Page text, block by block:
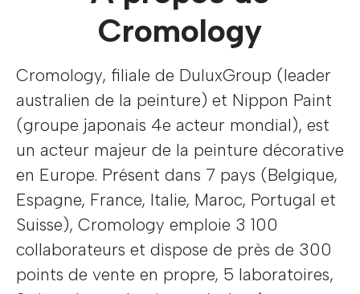
Cromology
Cromology, filiale de DuluxGroup (leader
australien de la peinture) et Nippon Paint
(groupe japonais 4e acteur mondial), est
un acteur majeur de la peinture décorative
en Europe. Présent dans 7 pays (Belgique,
Espagne, France, Italie, Maroc, Portugal et
Suisse), Cromology emploie 3 100
collaborateurs et dispose de près de 300
points de vente en propre, 5 laboratoires,